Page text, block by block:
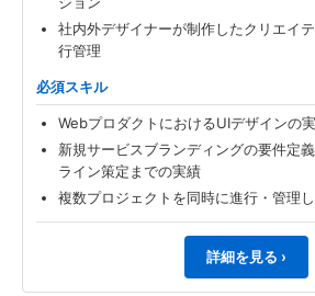
社内外デザイナーが制作したクリエイ
行管理
必須スキル
WebプロダクトにおけるUIデザインの
新規サービスブランディングの要件定
ライン策定までの実績
複数プロジェクトを同時に進行・管理
詳細を見る ›